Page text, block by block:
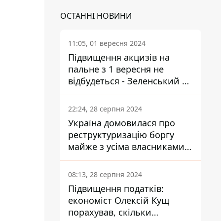
ОСТАННІ НОВИНИ
11:05, 01 вересня 2024
Підвищення акцизів на
пальне з 1 вересня не
відбудеться - Зеленський не
підписав закон
22:24, 28 серпня 2024
Україна домовилася про
реструктуризацію боргу
майже з усіма власниками
єврооблігацій: що це
означає для країни
08:13, 28 серпня 2024
Підвищення податків:
економіст Олексій Кущ
порахував, скільки